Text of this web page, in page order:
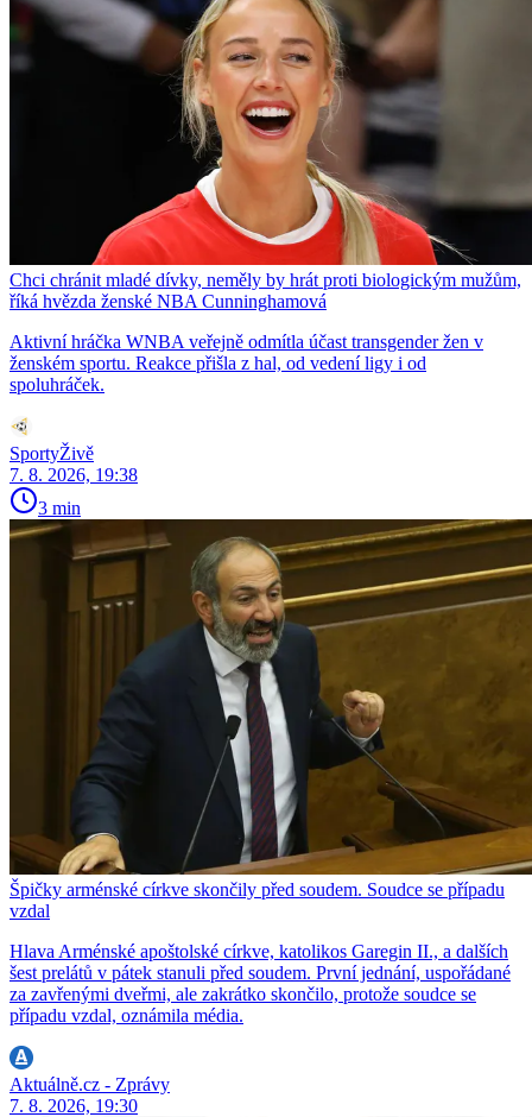
Chci chránit mladé dívky, neměly by hrát proti biologickým mužům,
říká hvězda ženské NBA Cunninghamová
Aktivní hráčka WNBA veřejně odmítla účast transgender žen v
ženském sportu. Reakce přišla z hal, od vedení ligy i od
spoluhráček.
SportyŽivě
7. 8. 2026, 19:38
3 min
Špičky arménské církve skončily před soudem. Soudce se případu
vzdal
Hlava Arménské apoštolské církve, katolikos Garegin II., a dalších
šest prelátů v pátek stanuli před soudem. První jednání, uspořádané
za zavřenými dveřmi, ale zakrátko skončilo, protože soudce se
případu vzdal, oznámila média.
Aktuálně.cz - Zprávy
7. 8. 2026, 19:30